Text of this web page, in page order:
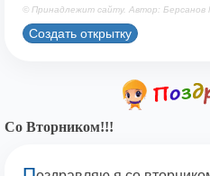
© Принадлежит сайту. Автор: Берсанов
Создать открытку
Со Вторником!!!